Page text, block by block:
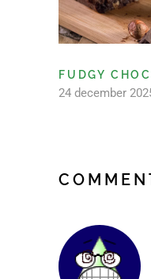
FUDGY
24 december